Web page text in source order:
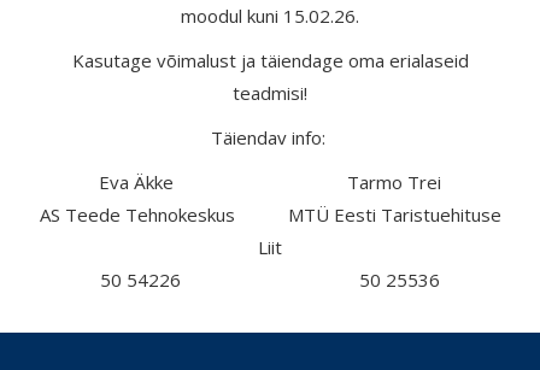
moodul kuni 15.02.26.
Kasutage võimalust ja täiendage oma erialaseid
teadmisi!
Täiendav info:
Eva Äkke Tarmo Trei
AS Teede Tehnokeskus MTÜ Eesti Taristuehituse
Liit
50 54226 50 25536